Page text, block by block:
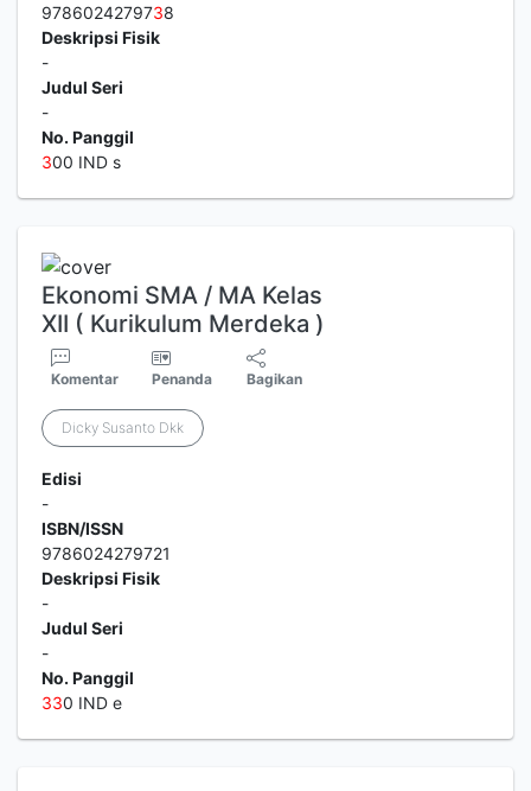
9786024279738
Deskripsi Fisik
-
Judul Seri
-
No. Panggil
300 IND s
Ekonomi SMA / MA Kelas
XII ( Kurikulum Merdeka )
Komentar Penanda Bagikan
Dicky Susanto Dkk
Edisi
-
ISBN/ISSN
9786024279721
Deskripsi Fisik
-
Judul Seri
-
No. Panggil
330 IND e